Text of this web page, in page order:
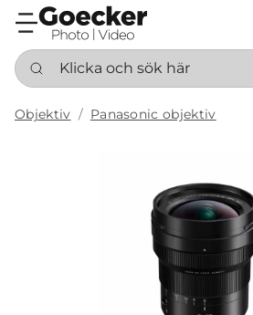
Klicka och sök här
Objektiv Panasonic objektiv